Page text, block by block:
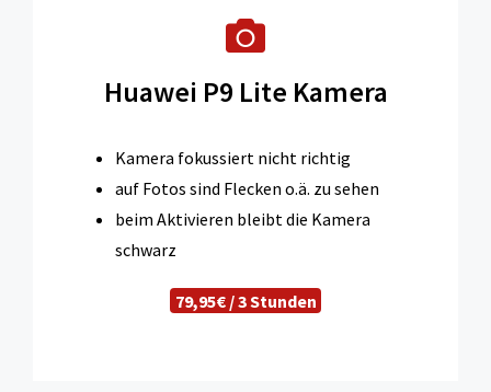
Huawei P9 Lite Kamera
Kamera fokussiert nicht richtig
auf Fotos sind Flecken o.ä. zu sehen
beim Aktivieren bleibt die Kamera
schwarz
79,95€ / 3 Stunden